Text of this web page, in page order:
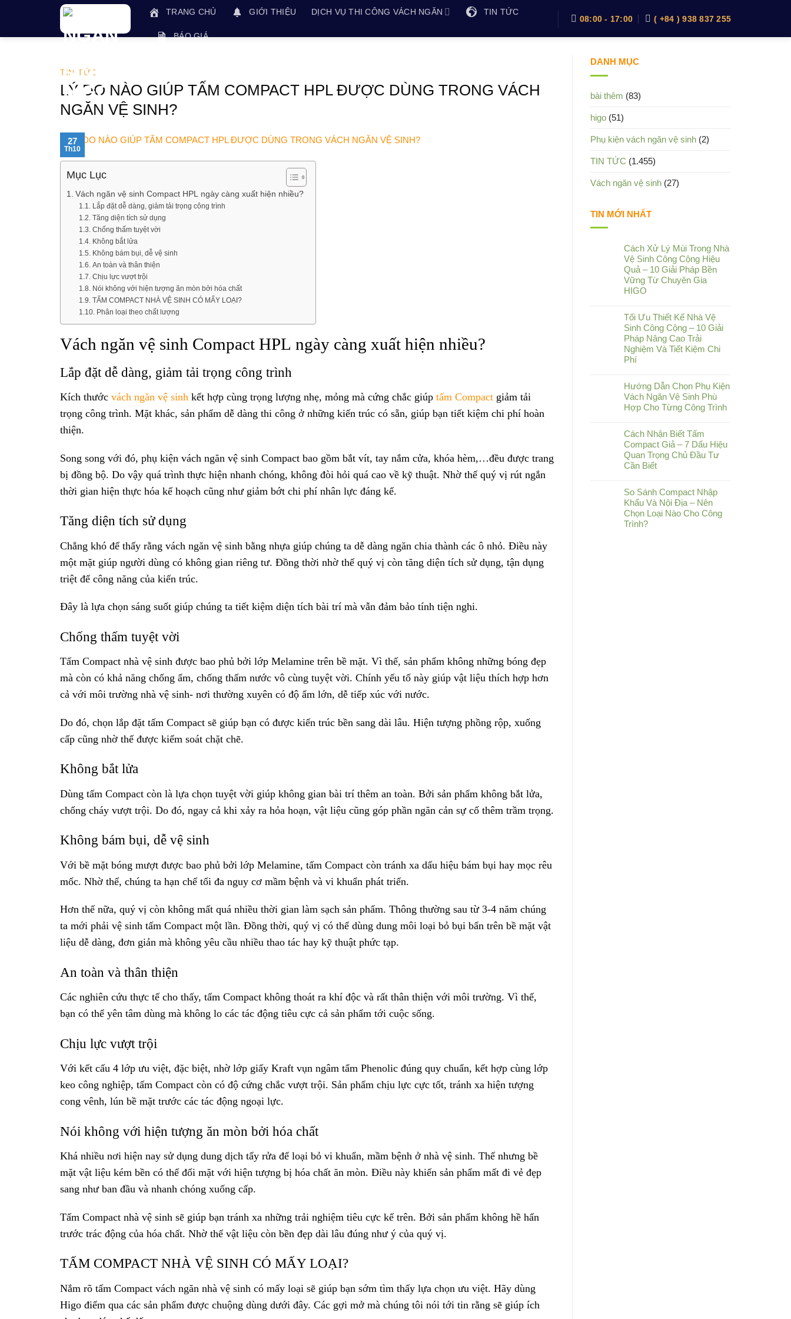
TRANG CHỦ GIỚI THIỆU DỊCH VỤ THI CÔNG VÁCH NGĂN TIN TỨC
BÁO GIÁ
08:00 - 17:00 ( +84 ) 938 837 255
TIN TỨC
LÝ DO NÀO GIÚP TẤM COMPACT HPL ĐƯỢC DÙNG TRONG VÁCH
NGĂN VỆ SINH?
27
Th10
Mục Lục
Vách ngăn vệ sinh Compact HPL ngày càng xuất hiện nhiều?
Lắp đặt dễ dàng, giảm tải trọng công trình
Tăng diện tích sử dụng
Chống thấm tuyệt vời
Không bắt lửa
Không bám bụi, dễ vệ sinh
An toàn và thân thiện
Chịu lực vượt trội
Nói không với hiện tượng ăn mòn bởi hóa chất
TẤM COMPACT NHÀ VỆ SINH CÓ MẤY LOẠI?
Phân loại theo chất lượng
Vách ngăn vệ sinh Compact HPL ngày càng xuất hiện nhiều?
Lắp đặt dễ dàng, giảm tải trọng công trình
Kích thước vách ngăn vệ sinh kết hợp cùng trọng lượng nhẹ, mỏng mà cứng chắc giúp tấm Compact giảm tải
trọng công trình. Mặt khác, sản phẩm dễ dàng thi công ở những kiến trúc có sẵn, giúp bạn tiết kiệm chi phí hoàn
thiện.
Song song với đó, phụ kiện vách ngăn vệ sinh Compact bao gồm bắt vít, tay nắm cửa, khóa hèm,…đều được trang
bị đồng bộ. Do vậy quá trình thực hiện nhanh chóng, không đòi hỏi quá cao về kỹ thuật. Nhờ thế quý vị rút ngắn
thời gian hiện thực hóa kế hoạch cũng như giảm bớt chi phí nhân lực đáng kể.
Tăng diện tích sử dụng
Chẳng khó để thấy rằng vách ngăn vệ sinh bằng nhựa giúp chúng ta dễ dàng ngăn chia thành các ô nhỏ. Điều này
một mặt giúp người dùng có không gian riêng tư. Đồng thời nhờ thế quý vị còn tăng diện tích sử dụng, tận dụng
triệt để công năng của kiến trúc.
Đây là lựa chọn sáng suốt giúp chúng ta tiết kiệm diện tích bài trí mà vẫn đảm bảo tính tiện nghi.
Chống thấm tuyệt vời
Tấm Compact nhà vệ sinh được bao phủ bởi lớp Melamine trên bề mặt. Vì thế, sản phẩm không những bóng đẹp
mà còn có khả năng chống ẩm, chống thấm nước vô cùng tuyệt vời. Chính yếu tố này giúp vật liệu thích hợp hơn
cả với môi trường nhà vệ sinh- nơi thường xuyên có độ ẩm lớn, dễ tiếp xúc với nước.
Do đó, chọn lắp đặt tấm Compact sẽ giúp bạn có được kiến trúc bền sang dài lâu. Hiện tượng phồng rộp, xuống
cấp cũng nhờ thế được kiểm soát chặt chẽ.
Không bắt lửa
Dùng tấm Compact còn là lựa chọn tuyệt vời giúp không gian bài trí thêm an toàn. Bởi sản phẩm không bắt lửa,
chống cháy vượt trội. Do đó, ngay cả khi xảy ra hỏa hoạn, vật liệu cũng góp phần ngăn cản sự cố thêm trầm trọng.
Không bám bụi, dễ vệ sinh
Với bề mặt bóng mượt được bao phủ bởi lớp Melamine, tấm Compact còn tránh xa dấu hiệu bám bụi hay mọc rêu
mốc. Nhờ thế, chúng ta hạn chế tối đa nguy cơ mầm bệnh và vi khuẩn phát triển.
Hơn thế nữa, quý vị còn không mất quá nhiều thời gian làm sạch sản phẩm. Thông thường sau từ 3-4 năm chúng
ta mới phải vệ sinh tấm Compact một lần. Đồng thời, quý vị có thể dùng dung môi loại bỏ bụi bẩn trên bề mặt vật
liệu dễ dàng, đơn giản mà không yêu cầu nhiều thao tác hay kỹ thuật phức tạp.
An toàn và thân thiện
Các nghiên cứu thực tế cho thấy, tấm Compact không thoát ra khí độc và rất thân thiện với môi trường. Vì thế,
bạn có thể yên tâm dùng mà không lo các tác động tiêu cực cả sản phẩm tới cuộc sống.
Chịu lực vượt trội
Với kết cấu 4 lớp ưu việt, đặc biệt, nhờ lớp giấy Kraft vụn ngâm tẩm Phenolic đúng quy chuẩn, kết hợp cùng lớp
keo công nghiệp, tấm Compact còn có độ cứng chắc vượt trội. Sản phẩm chịu lực cực tốt, tránh xa hiện tượng
cong vênh, lún bề mặt trước các tác động ngoại lực.
Nói không với hiện tượng ăn mòn bởi hóa chất
Khá nhiều nơi hiện nay sử dụng dung dịch tẩy rửa để loại bỏ vi khuẩn, mầm bệnh ở nhà vệ sinh. Thế nhưng bề
mặt vật liệu kém bền có thể đối mặt với hiện tượng bị hóa chất ăn mòn. Điều này khiến sản phẩm mất đi vẻ đẹp
sang như ban đầu và nhanh chóng xuống cấp.
Tấm Compact nhà vệ sinh sẽ giúp bạn tránh xa những trải nghiệm tiêu cực kể trên. Bởi sản phẩm không hề hấn
trước trác động của hóa chất. Nhờ thế vật liệu còn bền đẹp dài lâu đúng như ý của quý vị.
TẤM COMPACT NHÀ VỆ SINH CÓ MẤY LOẠI?
Nắm rõ tấm Compact vách ngăn nhà vệ sinh có mấy loại sẽ giúp bạn sớm tìm thấy lựa chọn ưu việt. Hãy dùng
Higo điểm qua các sản phẩm được chuộng dùng dưới đây. Các gợi mở mà chúng tôi nói tới tin rằng sẽ giúp ích
DANH MỤC
bài thêm (83)
higo (51)
Phụ kiện vách ngăn vệ sinh (2)
TIN TỨC (1.455)
Vách ngăn vệ sinh (27)
TIN MỚI NHẤT
Cách Xử Lý Mùi Trong Nhà
Vệ Sinh Công Cộng Hiệu
Quả – 10 Giải Pháp Bền
Vững Từ Chuyên Gia
HIGO
Tối Ưu Thiết Kế Nhà Vệ
Sinh Công Cộng – 10 Giải
Pháp Nâng Cao Trải
Nghiệm Và Tiết Kiệm Chi
Phí
Hướng Dẫn Chọn Phụ Kiện
Vách Ngăn Vệ Sinh Phù
Hợp Cho Từng Công Trình
Cách Nhận Biết Tấm
Compact Giả – 7 Dấu Hiệu
Quan Trọng Chủ Đầu Tư
Cần Biết
So Sánh Compact Nhập
Khẩu Và Nội Địa – Nên
Chọn Loại Nào Cho Công
Trình?